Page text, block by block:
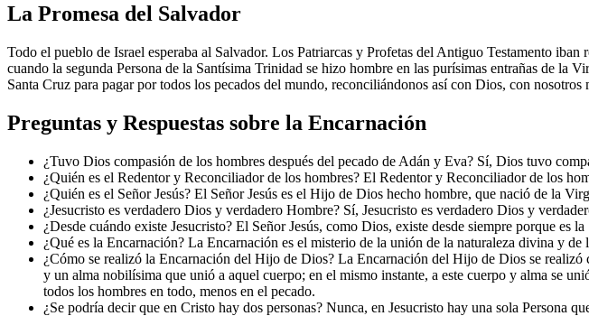
La Promesa del Salvador
Todo el pueblo de Israel esperaba al Salvador. Los Patriarcas y Profetas del Antiguo Testamento
cuando la segunda Persona de la Santísima Trinidad se hizo hombre en las purísimas entrañas de
Santa Cruz para pagar por todos los pecados del mundo, reconciliándonos así con Dios, con
Preguntas y Respuestas sobre la Encarnación
¿Tuvo Dios compasión de los hombres después del pecado de Adán y Eva? Sí, Dios tuvo
¿Quién es el Redentor y Reconciliador de los hombres? El Redentor y Reconciliador de los
¿Quién es el Señor Jesús? El Señor Jesús es el Hijo de Dios hecho hombre, que nació de la
¿Jesucristo es verdadero Dios y verdadero Hombre? Sí, Jesucristo es verdadero Dios y
¿Desde cuándo existe Jesucristo? El Señor Jesús, como Dios, existe desde siempre porque
¿Qué es la Encarnación? La Encarnación es el misterio de la unión de la naturaleza divina y
¿Cómo se realizó la Encarnación del Hijo de Dios? La Encarnación del Hijo de Dios se
y un alma nobilísima que unió a aquel cuerpo; en el mismo instante, a este cuerpo y alma se
todos los hombres en todo, menos en el pecado.
¿Se podría decir que en Cristo hay dos personas? Nunca, en Jesucristo hay una sola Persona